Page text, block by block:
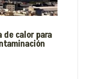
calor para